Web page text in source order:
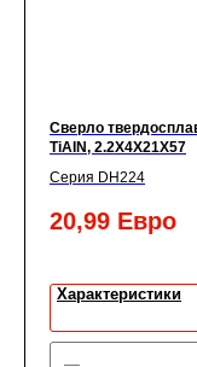
Сверло
TiАIN, 2.2X4X21X57
Серия DH224
20,99 Евро
Характеристики